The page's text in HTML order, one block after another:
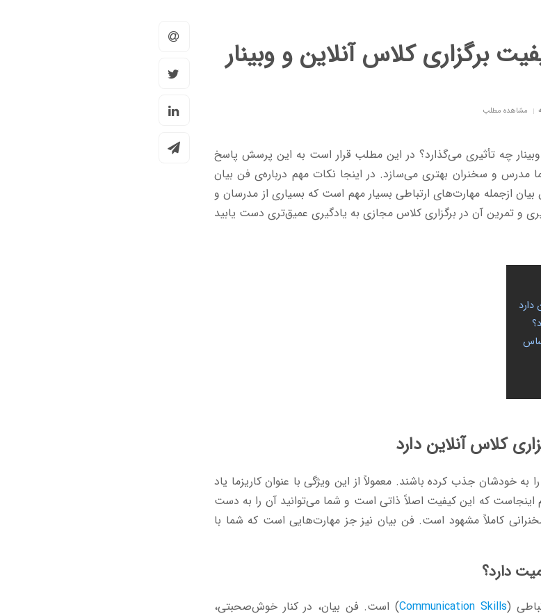
برگزاری کلاس آنلاین و وبینار
مشاهده مطلب
چه تأثیری می‌گذارد؟ در این مطلب قرار است به این پرسش پاسخ
و سخنران بهتری می‌سازد. در اینجا نکات مهم درباره‌ی فن بیان
بیان ازجمله مهارت‌های ارتباطی بسیار مهم است که بسیاری از مدرسان و
و تمرین آن در برگزاری کلاس مجازی به یادگیری عمیق‌تری دست یابید
کلاس آنلاین دارد
به خودشان جذب کرده باشند. معمولاً از این ویژگی با عنوان کاریزما یاد
اینجاست که این کیفیت اصلاً ذاتی است و شما می‌توانید آن را به دست
کاملاً مشهود است. فن بیان نیز جز مهارت‌هایی است که شما با
دارد؟
Communication Skills) است. فن بیان، در کنار خوش‌صحبتی،